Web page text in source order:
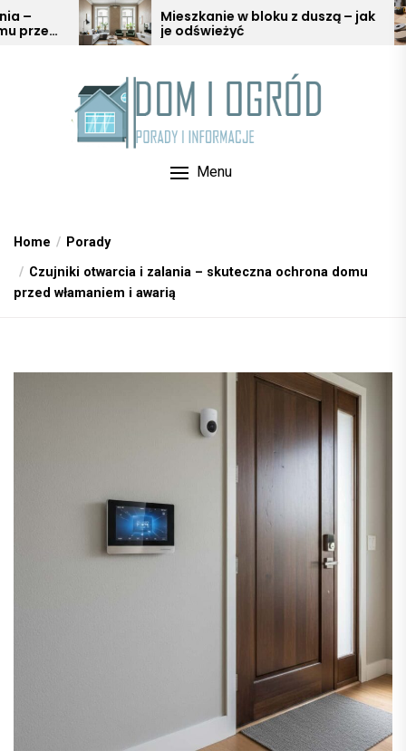
Skip
to
Mieszkanie w bloku z duszą – jak
je odświeżyć
Ochrona
w
Menu
Home
Porady
Czujniki otwarcia i zalania – skuteczna ochrona domu
przed włamaniem i awarią